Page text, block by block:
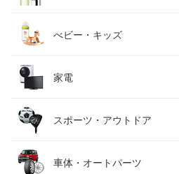
ベビーファッション
インナー・下着・ナイトウェ
バッグ・小物・ブランド雑貨
靴
水・ソフトドリンク
ビール・洋酒
ワイン
日本酒・焼酎
ダイエット・健康
医薬品・コンタクト・介護
美容・コスメ・香水
べビー・キッズ
キッズ・ベビー・マタニティ
おもちゃ
家電
家電
TV・オーディオ・カメラ
スポーツ・アウトドア
スポーツ・アウトドア
車体・オートパーツ